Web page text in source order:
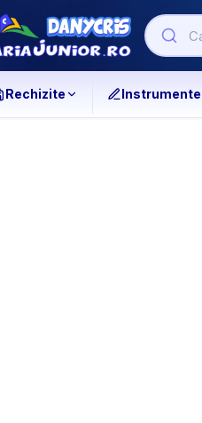
Rechizite Instrumente